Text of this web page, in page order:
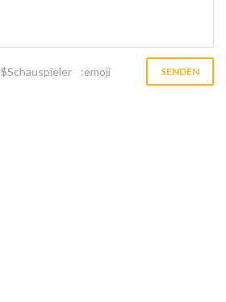
$Schauspieler :emoji